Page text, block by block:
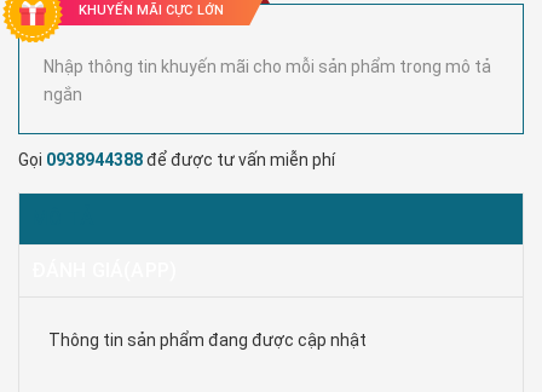
KHUYẾN MÃI CỰC LỚN
Nhập thông tin khuyến mãi cho mỗi sản phẩm trong mô tả
ngắn
Gọi 0938944388để được tư vấn miễn phí
Thông tin sản phẩm đang được cập nhật